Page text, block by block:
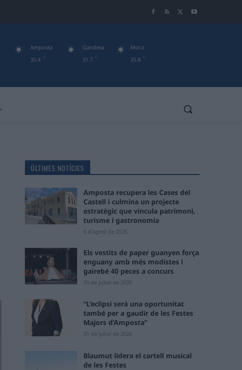
30.4 C
Amposta
31.7 C
Gandesa
35.8 C
Mora
ÚLTIMES NOTÍCIES
Amposta recupera les Cases del
Castell i culmina un projecte
estratègic que vincula patrimoni,
turisme i gastronomia
6 d'agost de 2026
Els vestits de paper guanyen força
enguany amb més modistes i
gairebé 40 peces a concurs
31 de juliol de 2026
“L’eclipsi serà una oportunitat
també per a gaudir de les Festes
Majors d’Amposta”
31 de juliol de 2026
Blaumut lidera el cartell musical
de les Festes